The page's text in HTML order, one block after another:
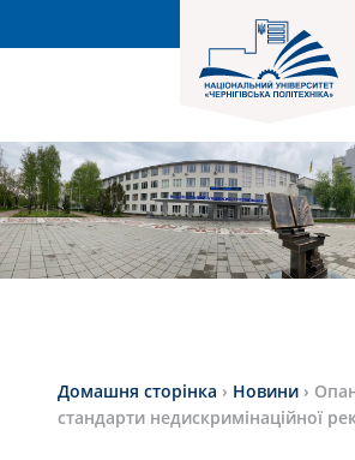
Домашня сторінка › Новини ›
стандарти недискримінаційної